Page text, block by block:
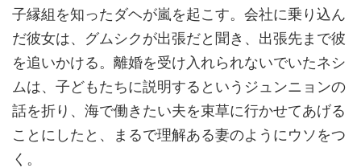
子縁組を知ったダヘが嵐を起こす。会社に乗り込ん
だ彼女は、グムシクが出張だと聞き、出張先まで彼
を追いかける。離婚を受け入れられないでいたネシ
ムは、子どもたちに説明するというジュンニョンの
話を折り、海で働きたい夫を束草に行かせてあげる
ことにしたと、まるで理解ある妻のようにウソをつ
く。